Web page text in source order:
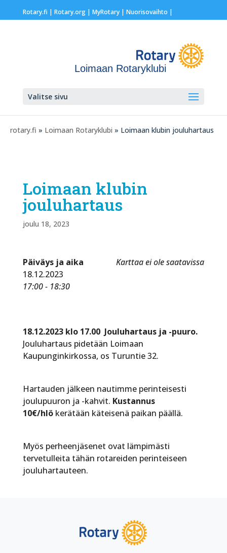
Rotary.fi | Rotary.org| MyRotary | Nuorisovaihto |
Loimaan Rotaryklubi
Valitse sivu
rotary.fi » Loimaan Rotaryklubi » Loimaan klubin jouluhartaus
Loimaan klubin
jouluhartaus
joulu 18, 2023
Karttaa ei ole saatavissa
Päiväys ja aika
18.12.2023
17:00 - 18:30
18.12.2023 klo 17.00 Jouluhartaus ja -puuro.
Jouluhartaus pidetään Loimaan
Kaupunginkirkossa, os Turuntie 32.
Hartauden jälkeen nautimme perinteisesti
joulupuuron ja -kahvit. Kustannus
10€/hlö kerätään käteisenä paikan päällä.
Myös perheenjäsenet ovat lämpimästi
tervetulleita tähän rotareiden perinteiseen
jouluhartauteen.